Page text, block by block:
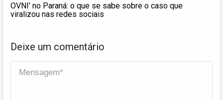
OVNI’ no Paraná: o que se sabe sobre o caso que
viralizou nas redes sociais
Deixe um comentário